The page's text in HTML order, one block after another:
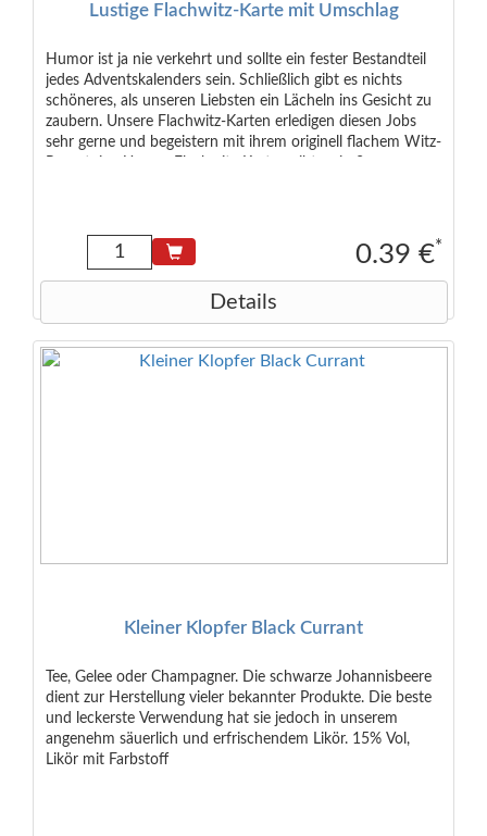
Lustige Flachwitz-Karte mit Umschlag
Humor ist ja nie verkehrt und sollte ein fester Bestandteil
jedes Adventskalenders sein. Schließlich gibt es nichts
schöneres, als unseren Liebsten ein Lächeln ins Gesicht zu
zaubern. Unsere Flachwitz-Karten erledigen diesen Jobs
sehr gerne und begeistern mit ihrem originell flachem Witz-
(C7): ca. 11,5 x 8 cm Marke: Adventino
0.39 €*
Details
Kleiner Klopfer Black Currant
Tee, Gelee oder Champagner. Die schwarze Johannisbeere
dient zur Herstellung vieler bekannter Produkte. Die beste
und leckerste Verwendung hat sie jedoch in unserem
angenehm säuerlich und erfrischendem Likör. 15% Vol,
Likör mit Farbstoff